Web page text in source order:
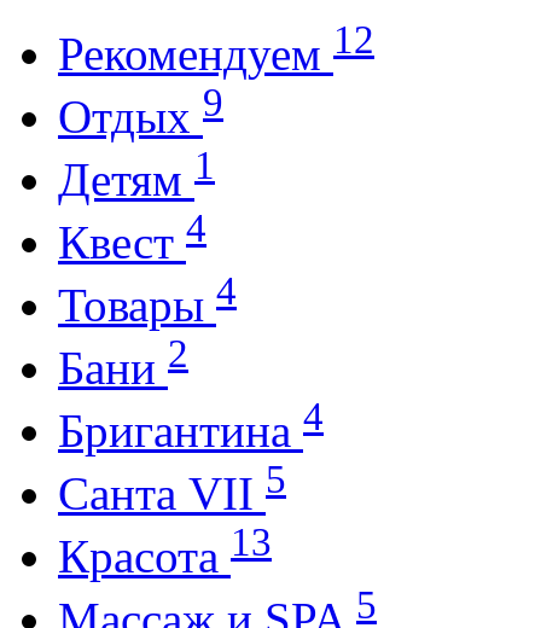
Рекомендуем 12
Отдых 9
Детям 1
Квест 4
Товары 4
Бани 2
Бригантина 4
Санта VII 5
Красота 13
5